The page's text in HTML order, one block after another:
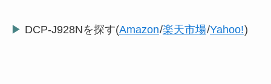
▶ DCP-J928Nを探す(Amazon/楽天市場/Yahoo!)